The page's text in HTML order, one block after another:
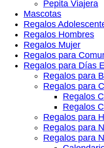
Pepita Viajera
Mascotas
Regalos
Regalos Hombres
Regalos Mujer
Regalos para
Regalos para Días
Regalos para
Regalos para
Regalos
Regalos
Regalos para
Regalos para
Regalos para